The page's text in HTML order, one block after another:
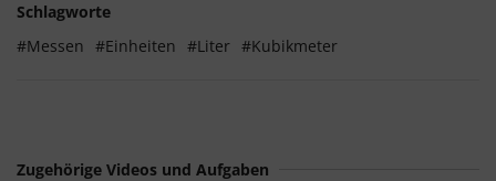
Schlagworte
#Messen #Einheiten #Liter #Kubikmeter
Zugehörige Videos und Aufgaben